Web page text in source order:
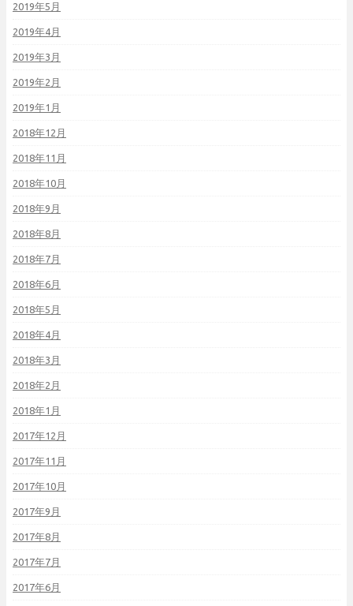
2019年5月
2019年4月
2019年3月
2019年2月
2019年1月
2018年12月
2018年11月
2018年10月
2018年9月
2018年8月
2018年7月
2018年6月
2018年5月
2018年4月
2018年3月
2018年2月
2018年1月
2017年12月
2017年11月
2017年10月
2017年9月
2017年8月
2017年7月
2017年6月